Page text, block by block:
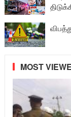
MOST